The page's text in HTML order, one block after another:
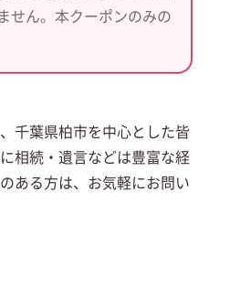
せん。本クーポンのみの
千葉県柏市を中心とした皆
相続・遺言などは豊富な経
ある方は、お気軽にお問い